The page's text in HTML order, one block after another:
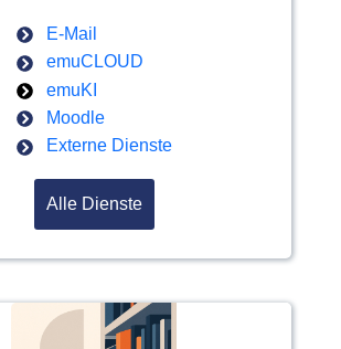
E-Mail
emuCLOUD
emuKI
Moodle
Externe Dienste
Alle Dienste